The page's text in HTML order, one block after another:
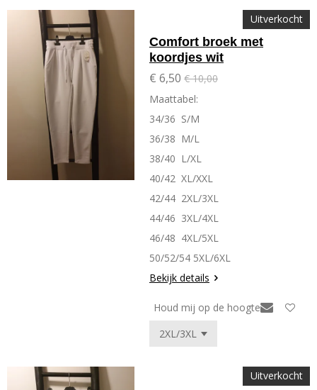
Uitverkocht
Comfort broek met
koordjes wit
€ 6,50 € 10,00
Maattabel:
34/36 S/M
36/38 M/L
38/40 L/XL
40/42 XL/XXL
42/44 2XL/3XL
44/46 3XL/4XL
46/48 4XL/5XL
50/52/54 5XL/6XL
Bekijk details
Houd mij op de hoogte
Uitverkocht